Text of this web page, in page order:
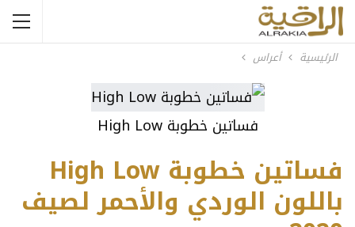
الرئيسية أعراس
فساتين خطوبة High Low
فساتين خطوبة High Low
باللون الوردي والأحمر لصيف